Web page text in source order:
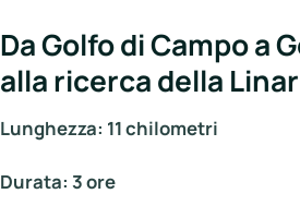
Da Golfo di Campo a
alla ricerca della
Lunghezza: 11 chilometri
Durata: 3 ore